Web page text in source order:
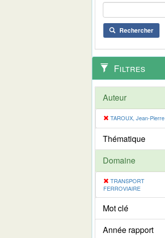
Rechercher
Filtres
Auteur
TAROUX, Jean-Pierre
Thématique
Domaine
TRANSPORT
FERROVIAIRE
Mot clé
Année rapport